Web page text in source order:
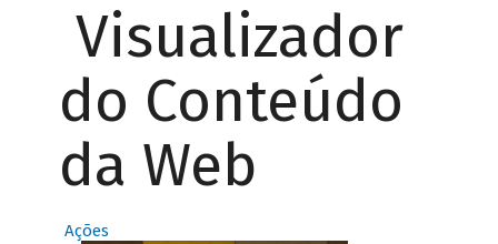
Visualizador
do Conteúdo
da Web
Ações